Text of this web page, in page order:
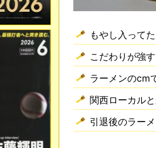
もやし入って
こだわりが強
ラーメンのcm
関西ローカル
引退後のラー